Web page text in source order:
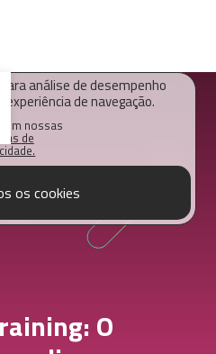
análise de desempenho
de navegação.
em nossas
de
os cookies
O